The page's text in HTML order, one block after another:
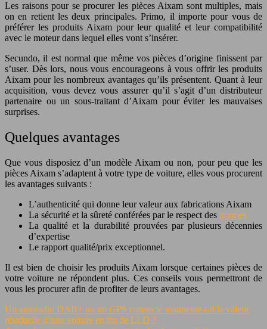
Les raisons pour se procurer les pièces Aixam sont multiples, mais
on en retient les deux principales. Primo, il importe pour vous de
préférer les produits Aixam pour leur qualité et leur compatibilité
avec le moteur dans lequel elles vont s’insérer.
Secundo, il est normal que même vos pièces d’origine finissent par
s’user. Dès lors, nous vous encourageons à vous offrir les produits
Aixam pour les nombreux avantages qu’ils présentent. Quant à leur
acquisition, vous devez vous assurer qu’il s’agit d’un distributeur
partenaire ou un sous-traitant d’Aixam pour éviter les mauvaises
surprises.
Quelques avantages
Que vous disposiez d’un modèle Aixam ou non, pour peu que les
pièces Aixam s’adaptent à votre type de voiture, elles vous procurent
les avantages suivants :
L’authenticité qui donne leur valeur aux fabrications Aixam
La sécurité et la sûreté conférées par le respect des normes
La qualité et la durabilité prouvées par plusieurs décennies
d’expertise
Le rapport qualité/prix exceptionnel.
Il est bien de choisir les produits Aixam lorsque certaines pièces de
votre voiture ne répondent plus. Ces conseils vous permettront de
vous les procurer afin de profiter de leurs avantages.
Un autoradio DAB+ ou un GPS connecté augmente-t-il la valeur
résiduelle d’une voiture en fin de LLD ?